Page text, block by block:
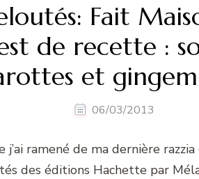
Fait
de recette :
et
06/03/2013
ramené de ma dernière
des éditions Hachette par